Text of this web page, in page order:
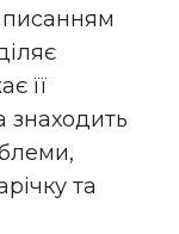
її
та